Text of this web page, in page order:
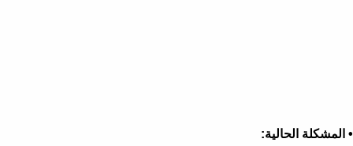
• المشكلة الحالية: